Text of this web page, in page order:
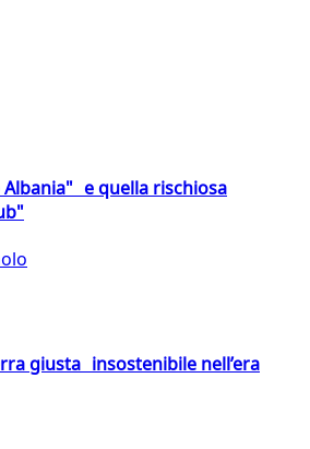
e quella rischiosa
giusta insostenibile nell’era